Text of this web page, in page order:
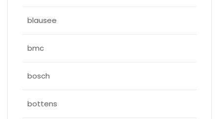
blausee
bmc
bosch
bottens